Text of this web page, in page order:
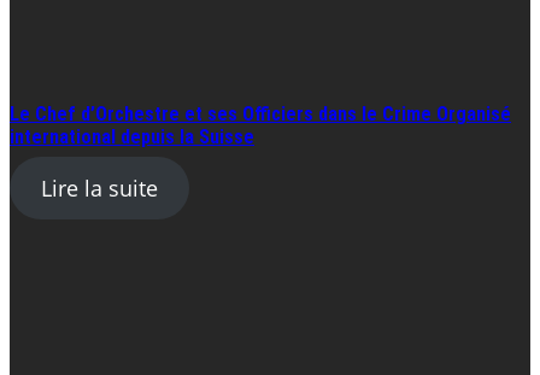
Le Chef d’Orchestre et ses Officiers dans le Crime Organisé
international depuis la Suisse
Lire la suite